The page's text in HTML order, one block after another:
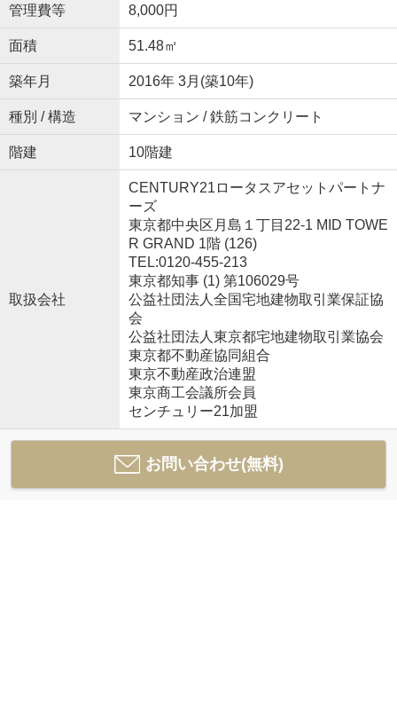
管理費等 8,000円
面積 51.48㎡
築年月 2016年 3月(築10年)
種別 / 構造 マンション / 鉄筋コンクリート
階建 10階建
取扱会社
CENTURY21ロータスアセットパートナ
ーズ
東京都中央区月島１丁目22-1 MID TOWE
R GRAND 1階 (126)
TEL:0120-455-213
東京都知事 (1) 第106029号
公益社団法人全国宅地建物取引業保証協
会
公益社団法人東京都宅地建物取引業協会
東京都不動産協同組合
東京不動産政治連盟
東京商工会議所会員
センチュリー21加盟
お問い合わせ(無料)